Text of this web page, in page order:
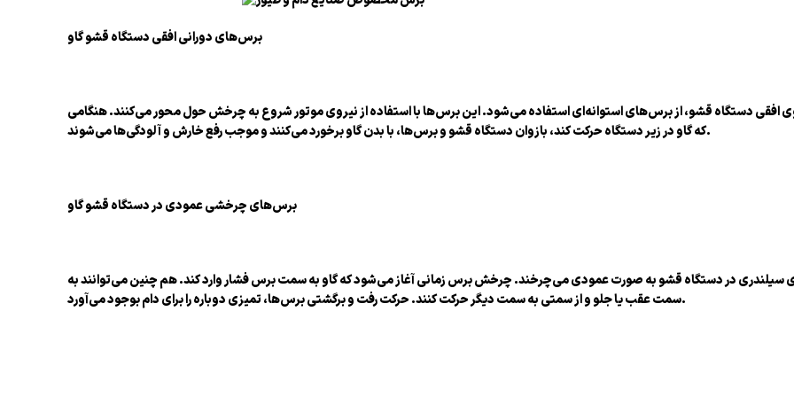
برس‌های دورانی افقی دستگاه قشو گاو
افقی دستگاه قشو، از برس‌های استوانه‌ای استفاده می‌شود. این برس‌ها با استفاده از نیروی موتور شروع به چرخش حول محور می‌کنند. هنگامی
که گاو در زیر دستگاه حرکت کند، بازوان دستگاه قشو و برس‌ها، با بدن گاو برخورد می‌کنند و موجب رفع خارش و آلودگی‌ها می‌شوند.
برس‌های چرخشی عمودی در دستگاه قشو گاو
در دستگاه قشو به صورت عمودی می‌چرخند. چرخش برس زمانی آغاز می‌شود که گاو به سمت برس فشار وارد کند. هم چنین می‌توانند به
سمت عقب یا جلو و از سمتی به سمت دیگر حرکت کنند. حرکت رفت و برگشتی برس‌ها، تمیزی دوباره را برای دام بوجود می‌آورد.